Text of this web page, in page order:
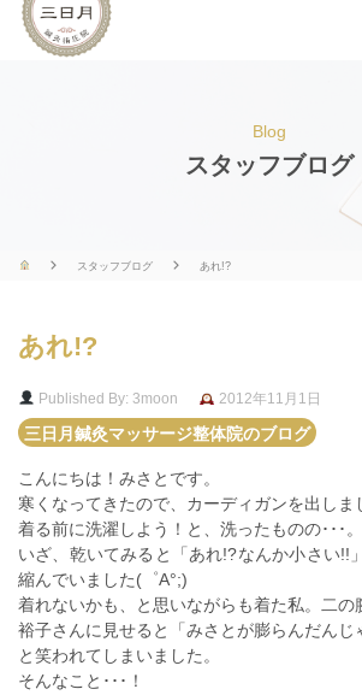
Blog
スタッフブログ
スタッフブログ あれ!?
あれ!?
Published By: 3moon
2012年11月1日
三日月鍼灸マッサージ整体院のブログ
こんにちは！みさとです。
寒くなってきたので、カーディガンを出しま
着る前に洗濯しよう！と、洗ったものの･･･。
いざ、乾いてみると「あれ!?なんか小さい!!
縮んでいました(゜A°;)
着れないかも、と思いながらも着た私。二の
裕子さんに見せると「みさとが膨らんだんじ
と笑われてしまいました。
そんなこと･･･！